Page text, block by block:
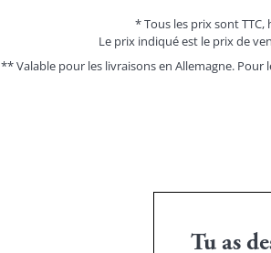
* Tous les prix sont
Le prix indiqué est le prix de
** Valable pour les livraisons en Allemagne.
Tu as